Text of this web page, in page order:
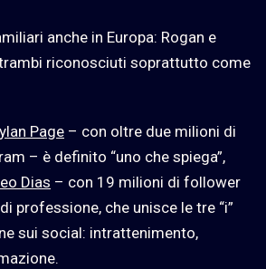
anche in Europa: Rogan e
riconosciuti soprattutto come
Page – con oltre due milioni di
– è definito “uno che spiega”,
Dias – con 19 milioni di follower
professione, che unisce le tre “i”
sui social: intrattenimento,